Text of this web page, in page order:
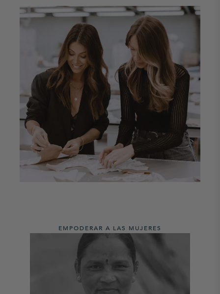
EMPODERAR A LAS MUJERES